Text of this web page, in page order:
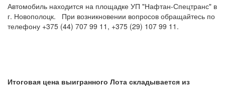
Автомобиль находится на площадке УП "Нафтан-Спецтранс" в
г. Новополоцк. При возникновении вопросов обращайтесь по
телефону +375 (44) 707 99 11, +375 (29) 107 99 11.
Итоговая цена выигранного Лота складывается из